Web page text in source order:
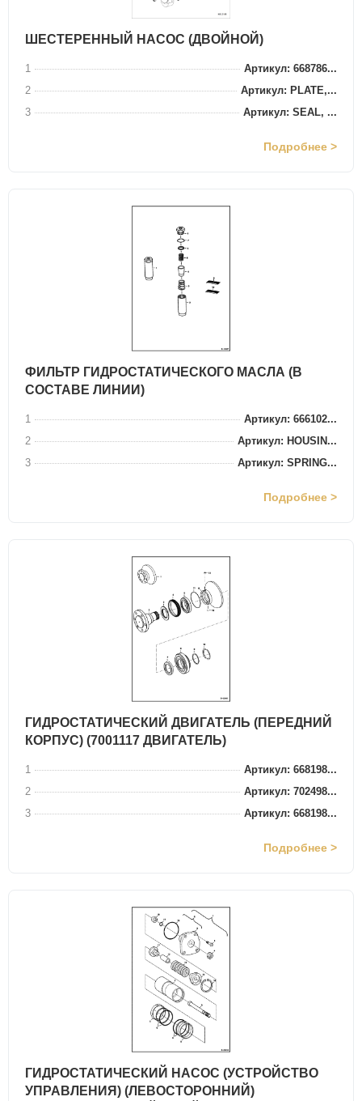
ШЕСТЕРЕННЫЙ НАСОС (ДВОЙНОЙ)
1
Артикул: 668786...
2
Артикул: PLATE,...
3
Артикул: SEAL, ...
Подробнее >
ФИЛЬТР ГИДРОСТАТИЧЕСКОГО МАСЛА (В
СОСТАВЕ ЛИНИИ)
1
Артикул: 666102...
2
Артикул: HOUSIN...
3
Артикул: SPRING...
Подробнее >
ГИДРОСТАТИЧЕСКИЙ ДВИГАТЕЛЬ (ПЕРЕДНИЙ
КОРПУС) (7001117 ДВИГАТЕЛЬ)
1
Артикул: 668198...
2
Артикул: 702498...
3
Артикул: 668198...
Подробнее >
ГИДРОСТАТИЧЕСКИЙ НАСОС (УСТРОЙСТВО
УПРАВЛЕНИЯ) (ЛЕВОСТОРОННИЙ)